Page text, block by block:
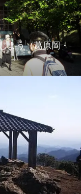
よう（葛原岡・